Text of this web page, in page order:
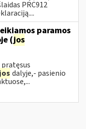
PRC912
paramos
(jos
dalyje,- pasienio